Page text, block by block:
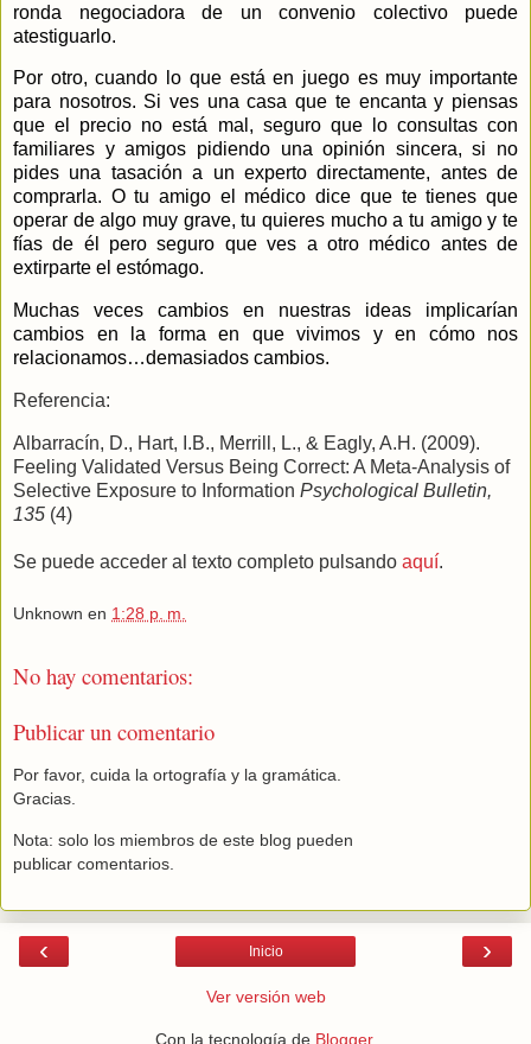
ronda negociadora de un convenio colectivo puede
atestiguarlo.
Por otro, cuando lo que está en juego es muy importante
para nosotros. Si ves una casa que te encanta y piensas
que el precio no está mal, seguro que lo consultas con
familiares y amigos pidiendo una opinión sincera, si no
pides una tasación a un experto directamente, antes de
comprarla. O tu amigo el médico dice que te tienes que
operar de algo muy grave, tu quieres mucho a tu amigo y te
fías de él pero seguro que ves a otro médico antes de
extirparte el estómago.
Muchas veces cambios en nuestras ideas implicarían
cambios en la forma en que vivimos y en cómo nos
relacionamos…demasiados cambios.
Referencia:
Albarracín, D., Hart, I.B., Merrill, L., & Eagly, A.H. (2009).
Feeling Validated Versus Being Correct: A Meta-Analysis of
Selective Exposure to Information Psychological Bulletin,
135 (4)
Se puede acceder al texto completo pulsando aquí.
Unknown en 1:28 p. m.
No hay comentarios:
Publicar un comentario
Por favor, cuida la ortografía y la gramática.
Gracias.
Nota: solo los miembros de este blog pueden
publicar comentarios.
‹ ›
Inicio
Ver versión web
Con la tecnología de Blogger.